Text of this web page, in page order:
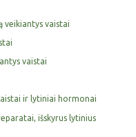
veikiantys vaistai
vaistai
ir lytiniai hormonai
išskyrus lytinius